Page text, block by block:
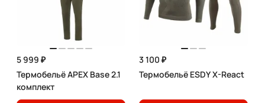
5 999 ₽
Термобельё APEX Base 2.1
комплект
3 100 ₽
Термобельё ESDY X-React